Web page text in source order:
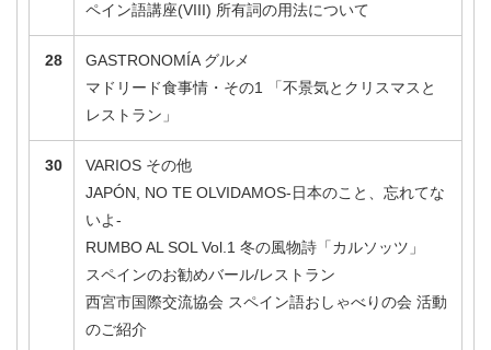
ペイン語講座(VIII) 所有詞の用法について
28
GASTRONOMÍA グルメ
マドリード食事情・その1 「不景気とクリスマスと
レストラン」
30
VARIOS その他
JAPÓN, NO TE OLVIDAMOS‐日本のこと、忘れてな
いよ‐
RUMBO AL SOL Vol.1 冬の風物詩「カルソッツ」
スペインのお勧めバール/レストラン
西宮市国際交流協会 スペイン語おしゃべりの会 活動
のご紹介